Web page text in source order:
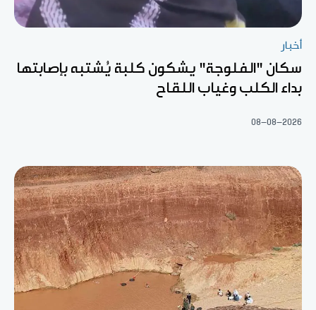
أخبار
سكان "الفلوجة" يشكون كلبة يُشتبه بإصابتها
بداء الكلب وغياب اللقاح
08-08-2026